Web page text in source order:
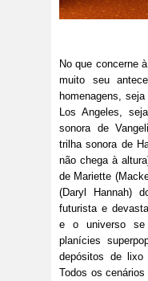
No que concerne
muito seu
homenagens,
Los Angeles,
sonora de
trilha sonora de
não chega à
de Mariette
(Daryl Hannah)
futurista e
e o universo se
planícies
depósitos de lixo
Todos os